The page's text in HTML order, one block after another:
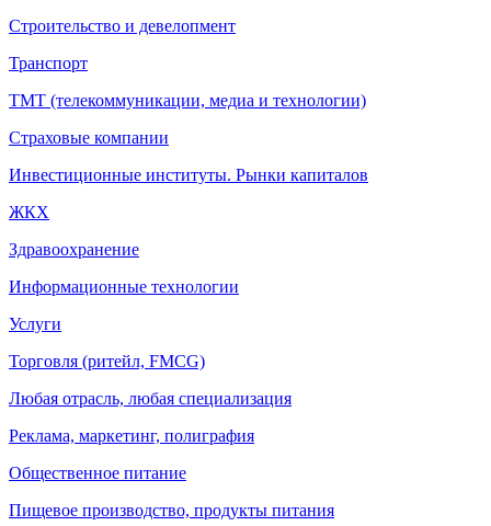
Строительство и девелопмент
Транспорт
ТМТ (телекоммуникации, медиа и технологии)
Страховые компании
Инвестиционные институты. Рынки капиталов
ЖКХ
Здравоохранение
Информационные технологии
Услуги
Торговля (ритейл, FMCG)
Любая отрасль, любая специализация
Реклама, маркетинг, полиграфия
Общественное питание
Пищевое производство, продукты питания